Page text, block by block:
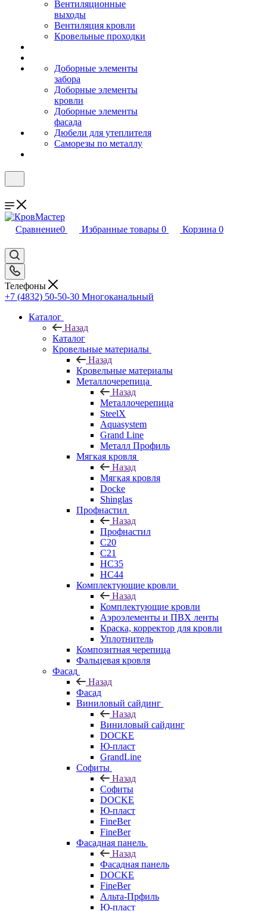
Вентиляционные
выходы
Вентиляция кровли
Кровельные проходки
Доборные элементы
забора
Доборные элементы
кровли
Доборные элементы
фасада
Дюбели для утеплителя
Саморезы по металлу
Сравнение0 Избранные товары 0 Корзина 0
Телефоны
+7 (4832) 50-50-30 Многоканальный
Каталог
Назад
Каталог
Кровельные материалы
Назад
Кровельные материалы
Металлочерепица
Назад
Металлочерепица
SteelX
Aquasystem
Grand Line
Металл Профиль
Мягкая кровля
Назад
Мягкая кровля
Docke
Shinglas
Профнастил
Назад
Профнастил
C20
C21
НС35
НС44
Комплектующие кровли
Назад
Комплектующие кровли
Аэроэлементы и ПВХ ленты
Краска, корректор для кровли
Уплотнитель
Композитная черепица
Фальцевая кровля
Фасад
Назад
Фасад
Виниловый сайдинг
Назад
Виниловый сайдинг
DOCKE
Ю-пласт
GrandLine
Софиты
Назад
Софиты
DOCKE
Ю-пласт
FineBer
FineBer
Фасадная панель
Назад
Фасадная панель
DOCKE
FineBer
Альта-Прфиль
Ю-пласт